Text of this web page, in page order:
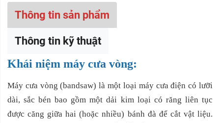
Thông tin sản phẩm
Thông tin kỹ thuật
Khái niệm máy cưa vòng:
Máy cưa vòng (bandsaw) là một loại máy cưa điện có lưỡi
dài, sắc bén bao gồm một dải kim loại có răng liên tục
được căng giữa hai (hoặc nhiều) bánh đà để cắt vật liệu.